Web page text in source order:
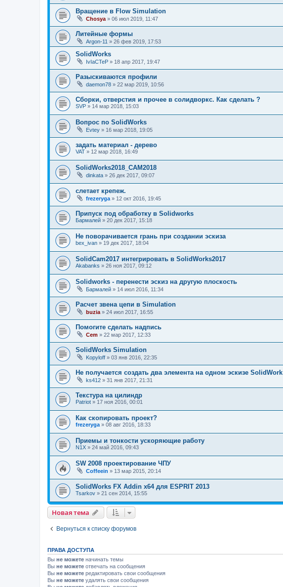
Вращение в Flow Simulation
Chosya » 06 июл 2019, 11:47
Литейные формы
Argon-11 » 26 фев 2019, 17:53
SolidWorks
IvIaCTeP » 18 апр 2017, 19:47
Разыскиваются профили
daemon78 » 22 мар 2019, 10:56
Сборки, отверстия и прочее в солидворкс. Как сделать ?
SVP » 14 мар 2018, 15:03
Вопрос по SolidWorks
Evtey » 16 мар 2018, 19:05
задать материал - дерево
VAT » 12 мар 2018, 16:49
SolidWorks2018_CAM2018
dinkata » 26 дек 2017, 09:07
слетает крепеж.
frezeryga » 12 окт 2016, 19:45
Припуск под обработку в Solidworks
Бармалей » 20 дек 2017, 15:18
Не поворачивается грань при создании эскиза
bex_ivan » 19 дек 2017, 18:04
SolidCam2017 интегрировать в SolidWorks2017
Akabanks » 26 ноя 2017, 09:12
Solidworks - перенести эскиз на другую плоскость
Бармалей » 14 июл 2016, 11:34
Расчет звена цепи в Simulation
buzia » 24 июл 2017, 16:55
Помогите сделать надпись
Cem » 22 мар 2017, 12:33
SolidWorks Simulation
Kopyloff » 03 янв 2016, 22:35
Не получается создать два элемента на одном эскизе SolidWork
ks412 » 31 янв 2017, 21:31
Текстура на цилиндр
Patriot » 17 ноя 2016, 00:01
Как скопировать проект?
frezeryga » 08 авг 2016, 18:33
Приемы и тонкости ускоряющие работу
N1X » 24 май 2016, 09:43
SW 2008 проектирование ЧПУ
Coffeein » 13 мар 2015, 20:14
SolidWorks FX Addin x64 для ESPRIT 2013
Tsarkov » 21 сен 2014, 15:55
Новая тема
Вернуться к списку форумов
ПРАВА ДОСТУПА
Вы не можете начинать темы
Вы не можете отвечать на сообщения
Вы не можете редактировать свои сообщения
Вы не можете удалять свои сообщения